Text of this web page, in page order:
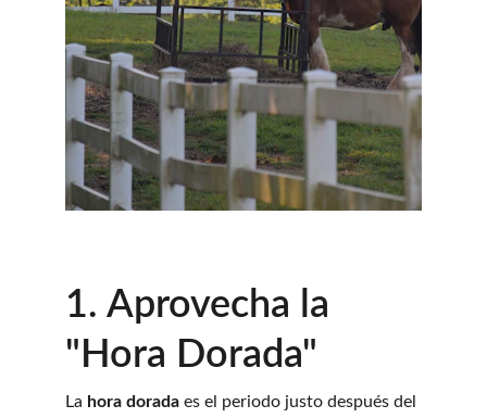
1. Aprovecha la
"Hora Dorada"
La hora dorada es el periodo justo después del